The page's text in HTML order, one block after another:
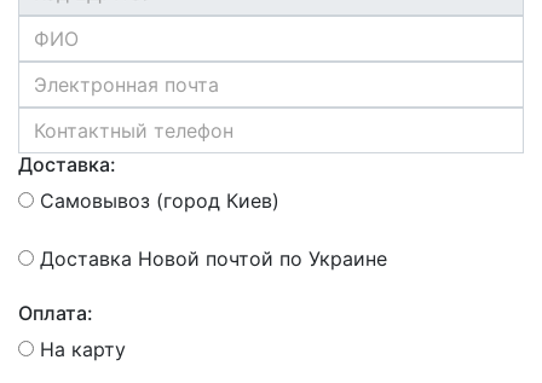
Доставка:
Самовывоз (город Киев)
Доставка Новой почтой по Украине
Оплата:
На карту